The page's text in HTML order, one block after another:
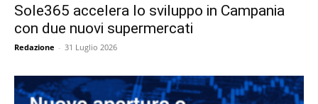
Sole365 accelera lo sviluppo in Campania
con due nuovi supermercati
Redazione - 31 Luglio 2026